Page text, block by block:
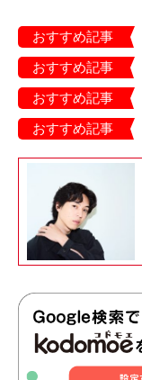
おすすめ記事
おすすめ記事
おすすめ記事
おすすめ記事